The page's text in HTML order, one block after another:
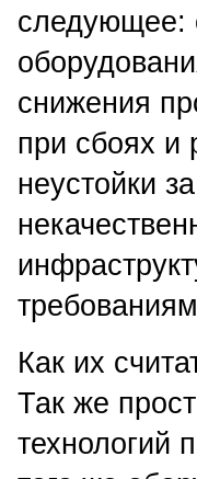
следующее:
снижения
при сбоях и
неустойки
Как их
Так же
технологий